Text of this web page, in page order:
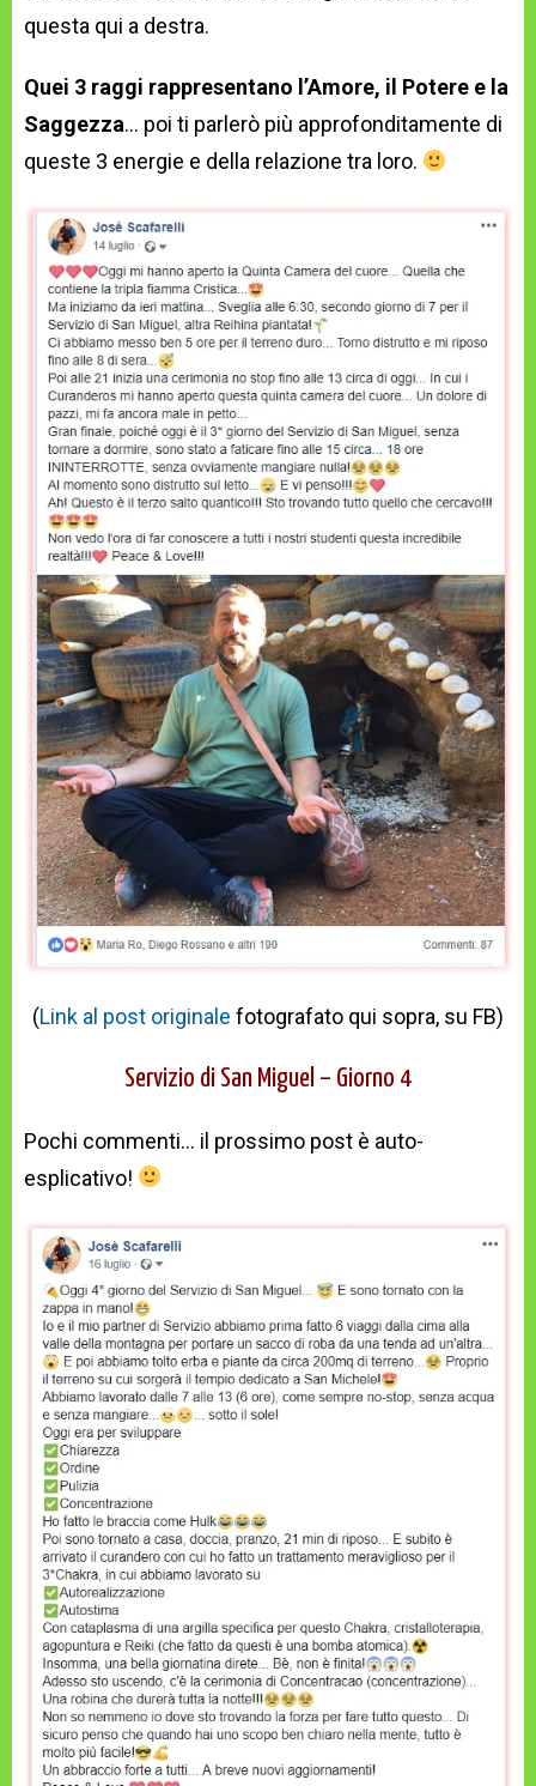
questa qui a destra.
Quei 3 raggi rappresentano l’Amore, il Potere e la
Saggezza… poi ti parlerò più approfonditamente di
queste 3 energie e della relazione tra loro.
(Link al post originale fotografato qui sopra, su FB)
Servizio di San Miguel – Giorno 4
Pochi commenti… il prossimo post è auto-
esplicativo!